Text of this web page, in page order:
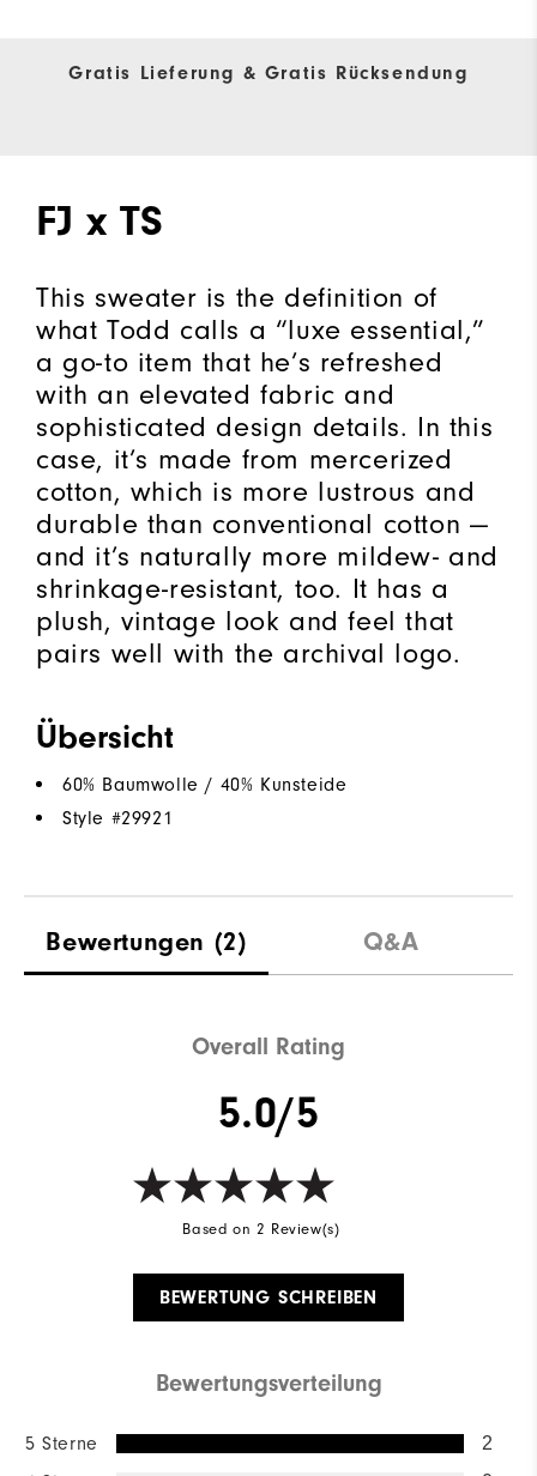
Gratis Lieferung & Gratis Rücksendung
FJ x TS
This sweater is the definition of
what Todd calls a “luxe essential,”
a go-to item that he’s refreshed
with an elevated fabric and
sophisticated design details. In this
case, it’s made from mercerized
cotton, which is more lustrous and
durable than conventional cotton —
and it’s naturally more mildew- and
shrinkage-resistant, too. It has a
plush, vintage look and feel that
pairs well with the archival logo.
Übersicht
60% Baumwolle / 40% Kunsteide
Style #29921
Bewertungen (2) Q&A
Overall Rating
5.0/5
Based on 2 Review(s)
BEWERTUNG SCHREIBEN
Bewertungsverteilung
5 Sterne 2